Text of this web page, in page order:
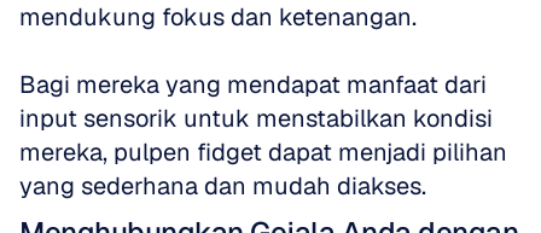
mendukung fokus dan ketenangan.
Bagi mereka yang mendapat manfaat dari
input sensorik untuk menstabilkan kondisi
mereka, pulpen fidget dapat menjadi pilihan
yang sederhana dan mudah diakses.